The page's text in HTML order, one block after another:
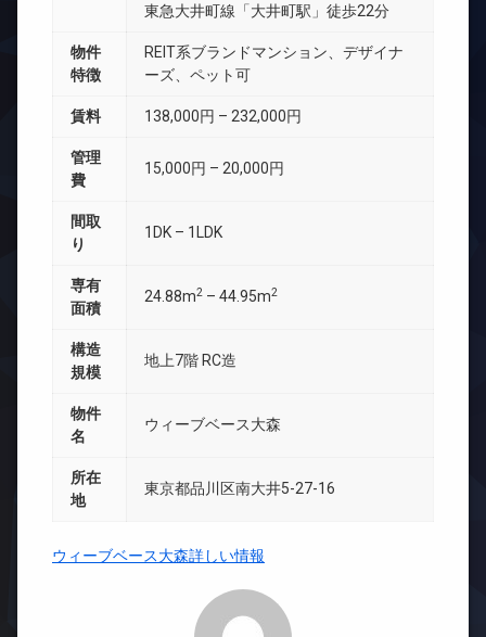
東急大井町線「大井町駅」徒歩22分
物件
特徴
REIT系ブランドマンション、デザイナ
ーズ、ペット可
賃料 138,000円 – 232,000円
管理
費
15,000円 – 20,000円
間取
り
1DK – 1LDK
専有
面積
24.88m2 – 44.95m2
構造
規模
地上7階 RC造
物件
名
ウィーブベース大森
所在
地
東京都品川区南大井5-27-16
ウィーブベース大森詳しい情報